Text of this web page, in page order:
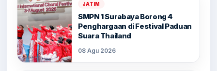
JATIM
SMPN 1 Surabaya Borong 4
Penghargaan di Festival Paduan
Suara Thailand
08 Agu 2026